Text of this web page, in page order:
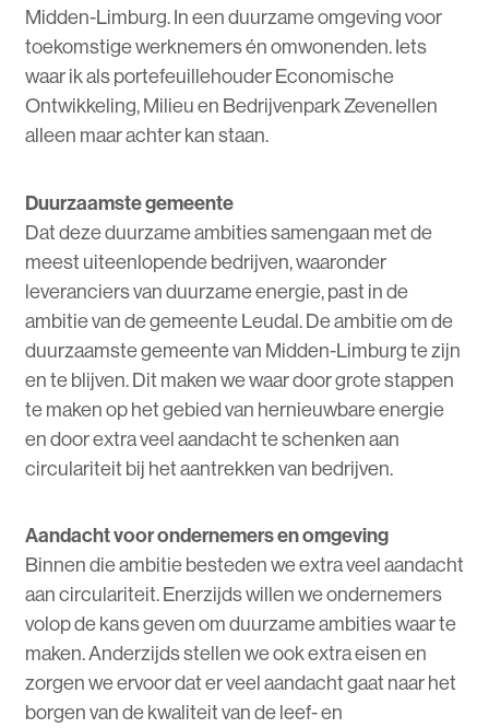
Midden-Limburg. In een duurzame omgeving voor
toekomstige werknemers én omwonenden. Iets
waar ik als portefeuillehouder Economische
Ontwikkeling, Milieu en Bedrijvenpark Zevenellen
alleen maar achter kan staan.
Duurzaamste gemeente
Dat deze duurzame ambities samengaan met de
meest uiteenlopende bedrijven, waaronder
leveranciers van duurzame energie, past in de
ambitie van de gemeente Leudal. De ambitie om de
duurzaamste gemeente van Midden-Limburg te zijn
en te blijven. Dit maken we waar door grote stappen
te maken op het gebied van hernieuwbare energie
en door extra veel aandacht te schenken aan
circulariteit bij het aantrekken van bedrijven.
Aandacht voor ondernemers en omgeving
Binnen die ambitie besteden we extra veel aandacht
aan circulariteit. Enerzijds willen we ondernemers
volop de kans geven om duurzame ambities waar te
maken. Anderzijds stellen we ook extra eisen en
zorgen we ervoor dat er veel aandacht gaat naar het
borgen van de kwaliteit van de leef- en